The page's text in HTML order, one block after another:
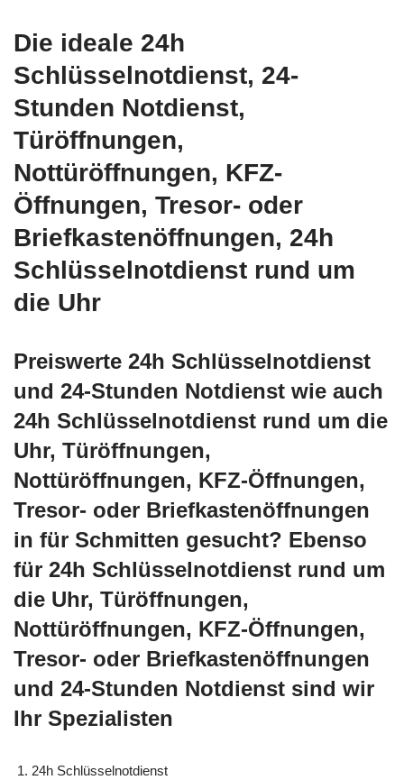
Die ideale 24h
Schlüsselnotdienst, 24-
Stunden Notdienst,
Türöffnungen,
Nottüröffnungen, KFZ-
Öffnungen, Tresor- oder
Briefkastenöffnungen, 24h
Schlüsselnotdienst rund um
die Uhr
Preiswerte 24h Schlüsselnotdienst
und 24-Stunden Notdienst wie auch
24h Schlüsselnotdienst rund um die
Uhr, Türöffnungen,
Nottüröffnungen, KFZ-Öffnungen,
Tresor- oder Briefkastenöffnungen
in für Schmitten gesucht? Ebenso
für 24h Schlüsselnotdienst rund um
die Uhr, Türöffnungen,
Nottüröffnungen, KFZ-Öffnungen,
Tresor- oder Briefkastenöffnungen
und 24-Stunden Notdienst sind wir
Ihr Spezialisten
24h Schlüsselnotdienst